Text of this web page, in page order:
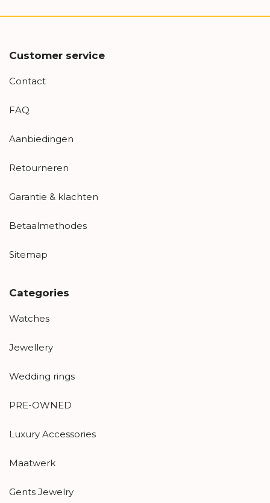
Customer service
Contact
FAQ
Aanbiedingen
Retourneren
Garantie & klachten
Betaalmethodes
Sitemap
Categories
Watches
Jewellery
Wedding rings
PRE-OWNED
Luxury Accessories
Maatwerk
Gents Jewelry